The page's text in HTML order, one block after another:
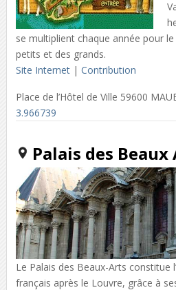
se multiplient chaque année pour
petits et des grands.
Site Internet| Contribution
Place de l’Hôtel de Ville 59600
3.966739
Palais des
Le Palais des Beaux-Arts constitue
français après le Louvre, grâce à